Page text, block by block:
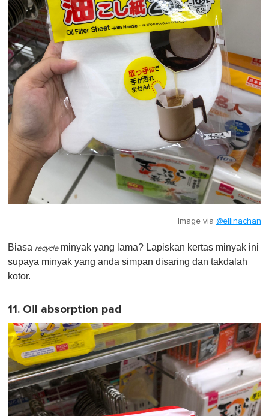
Image via @ellinachan
Biasa recycleminyak yang lama? Lapiskan kertas minyak ini
supaya minyak yang anda simpan disaring dan takdalah
kotor.
11. Oil absorption pad